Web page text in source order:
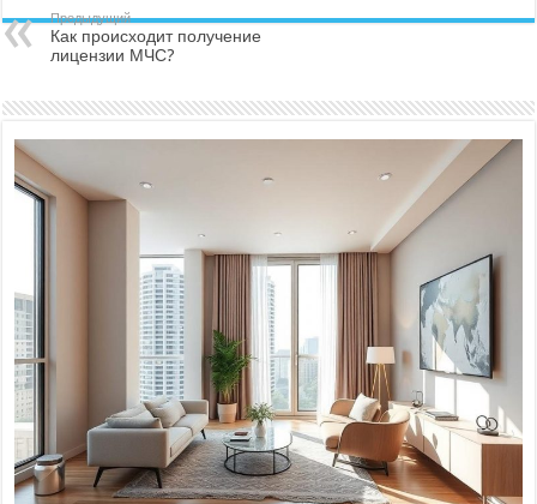
Предыдущий
Как происходит получение
лицензии МЧС?